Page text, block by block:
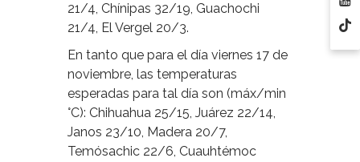
21/4, Chínipas 32/19, Guachochi
21/4, El Vergel 20/3.
En tanto que para el día viernes 17 de
noviembre, las temperaturas
esperadas para tal día son (máx/min
°C): Chihuahua 25/15, Juárez 22/14,
Janos 23/10, Madera 20/7,
Temósachic 22/6, Cuauhtémoc